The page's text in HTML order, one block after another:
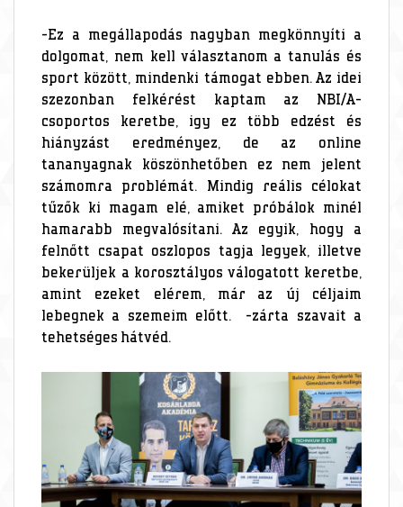
-Ez a megállapodás nagyban megkönnyíti a
dolgomat, nem kell választanom a tanulás és
sport között, mindenki támogat ebben. Az idei
szezonban felkérést kaptam az NBI/A-
csoportos keretbe, igy ez több edzést és
hiányzást eredményez, de az online
tananyagnak köszönhetőben ez nem jelent
számomra problémát. Mindig reális célokat
tűzők ki magam elé, amiket próbálok minél
hamarabb megvalósítani. Az egyik, hogy a
felnőtt csapat oszlopos tagja legyek, illetve
bekerüljek a korosztályos válogatott keretbe,
amint ezeket elérem, már az új céljaim
lebegnek a szemeim előtt. -zárta szavait a
tehetséges hátvéd.